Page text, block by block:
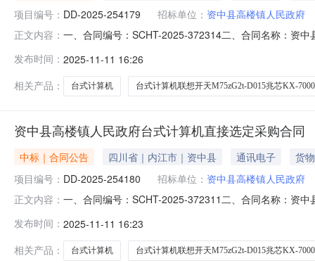
项目编号： DD-2025-254179 招标单位： 资中县高楼镇人民政府
正文内容： 一、合同编号：SCHT-2025-372314二、合同名称：资
县众联达计算机经营部地址：四川省内江市资中县水南
发布时间： 2025-11-11 16:26
相关产品：
台式计算机 台式计算机联想开天M75zG2t-D015兆芯KX-
资中县高楼镇人民政府台式计算机直接选定采购合同
中标｜合同公告 四川省｜内江市｜资中县 通讯电子
货物
项目编号： DD-2025-254180 招标单位： 资中县高楼镇人民政府
正文内容： 一、合同编号：SCHT-2025-372311二、合同名称：资
县众联达计算机经营部地址：四川省内江市资中县水南
发布时间： 2025-11-11 16:23
相关产品：
台式计算机 台式计算机联想开天M75zG2t-D015兆芯KX-